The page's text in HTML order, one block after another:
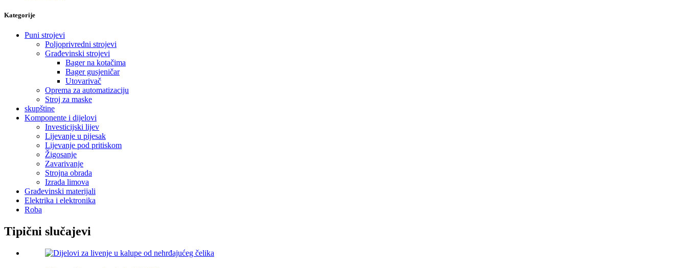
Kategorije
Puni strojevi
Poljoprivredni strojevi
Građevinski strojevi
Bager na kotačima
Bager gusjeničar
Utovarivač
Oprema za automatizaciju
Stroj za maske
skupštine
Komponente i dijelovi
Investicijski lijev
Lijevanje u pijesak
Lijevanje pod pritiskom
Žigosanje
Zavarivanje
Strojna obrada
Izrada limova
Građevinski materijali
Elektrika i elektronika
Roba
Tipični slučajevi